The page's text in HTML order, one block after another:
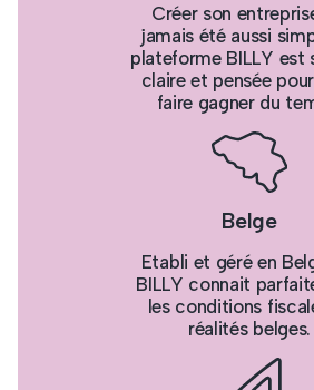
Créer son
jamais été aussi
plateforme BILLY est
claire et pensée
faire gagner du
Belge
Etabli et géré en
BILLY connait
les conditions
réalités belges.